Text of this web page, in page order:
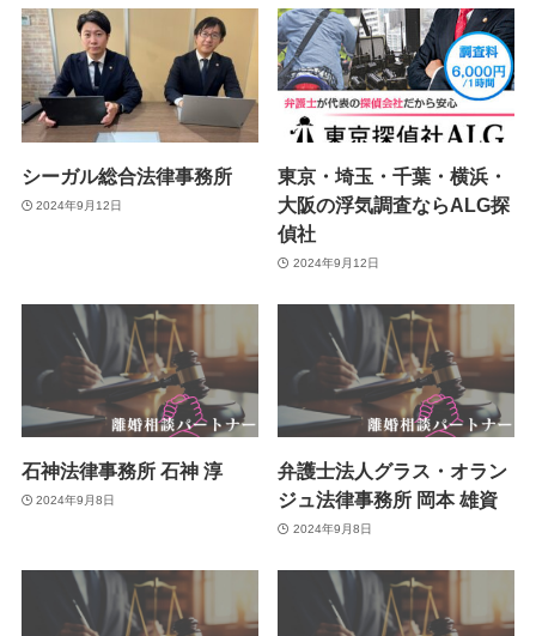
シーガル総合法律事務所
2024年9月12日
東京・埼玉・千葉・横浜・
大阪の浮気調査ならALG探
偵社
2024年9月12日
石神法律事務所 石神 淳
2024年9月8日
弁護士法人グラス・オラン
ジュ法律事務所 岡本 雄資
2024年9月8日